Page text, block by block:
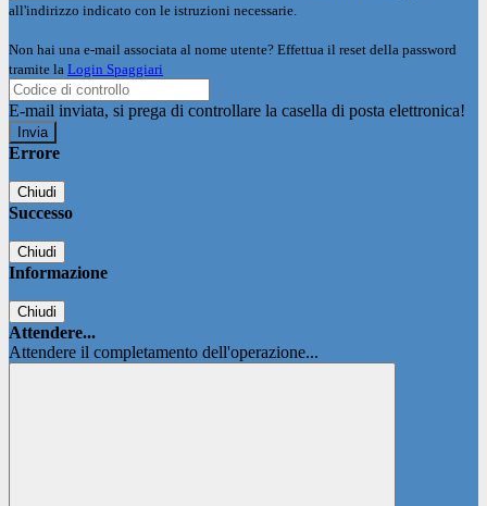
all'indirizzo indicato con le istruzioni necessarie.
Non hai una e-mail associata al nome utente? Effettua il reset della password
tramite la Login Spaggiari
E-mail inviata, si prega di controllare la casella di posta elettronica!
Errore
Chiudi
Successo
Chiudi
Informazione
Chiudi
Attendere...
Attendere il completamento dell'operazione...